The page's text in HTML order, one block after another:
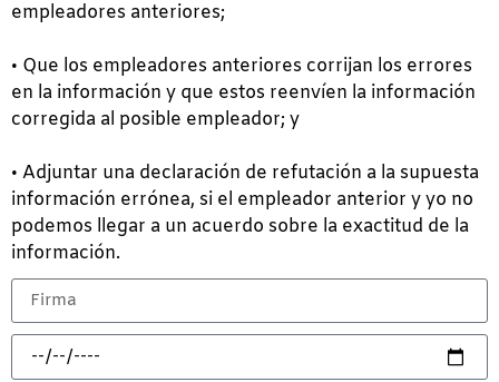
empleadores anteriores;
• Que los empleadores anteriores corrijan los errores
en la información y que estos reenvíen la información
corregida al posible empleador; y
• Adjuntar una declaración de refutación a la supuesta
información errónea, si el empleador anterior y yo no
podemos llegar a un acuerdo sobre la exactitud de la
información.